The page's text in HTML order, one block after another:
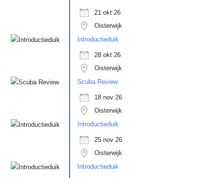
21 okt 26
Oisterwijk
Introductieduik
28 okt 26
Oisterwijk
Scuba Review
18 nov 26
Oisterwijk
Introductieduik
25 nov 26
Oisterwijk
Introductieduik